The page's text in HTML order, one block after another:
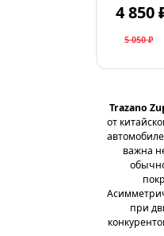
4 850
5 050 ₽
Trazano
от
важна
при